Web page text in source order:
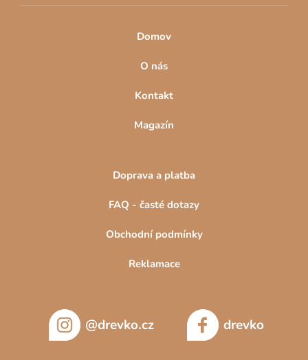
Domov
O nás
Kontakt
Magazín
Doprava a platba
FAQ - časté dotazy
Obchodní podmínky
Reklamace
@drevko.cz drevko